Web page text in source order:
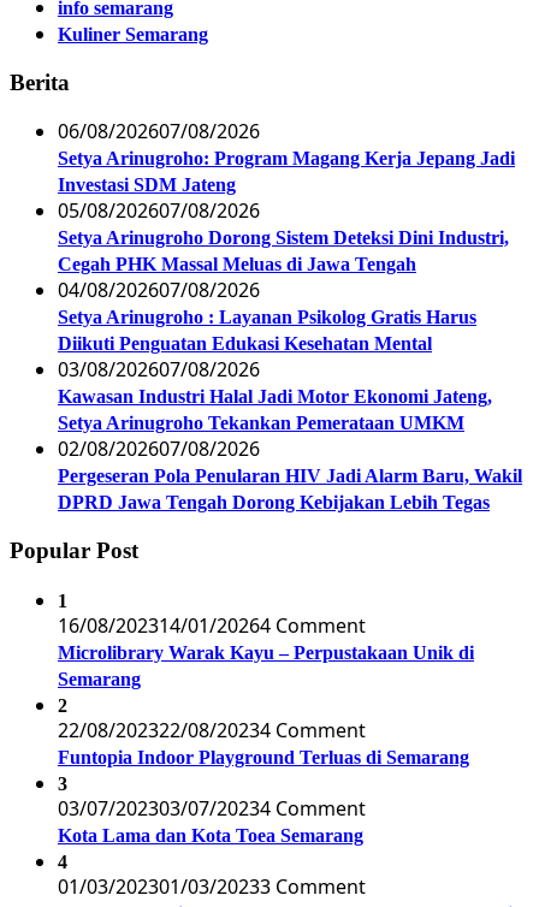
info semarang
Kuliner Semarang
Berita
06/08/202607/08/2026
Setya Arinugroho: Program Magang Kerja Jepang Jadi
Investasi SDM Jateng
05/08/202607/08/2026
Setya Arinugroho Dorong Sistem Deteksi Dini Industri,
Cegah PHK Massal Meluas di Jawa Tengah
04/08/202607/08/2026
Setya Arinugroho : Layanan Psikolog Gratis Harus
Diikuti Penguatan Edukasi Kesehatan Mental
03/08/202607/08/2026
Kawasan Industri Halal Jadi Motor Ekonomi Jateng,
Setya Arinugroho Tekankan Pemerataan UMKM
02/08/202607/08/2026
Pergeseran Pola Penularan HIV Jadi Alarm Baru, Wakil
DPRD Jawa Tengah Dorong Kebijakan Lebih Tegas
Popular Post
1
16/08/202314/01/20264 Comment
Microlibrary Warak Kayu – Perpustakaan Unik di
Semarang
2
22/08/202322/08/20234 Comment
Funtopia Indoor Playground Terluas di Semarang
3
03/07/202303/07/20234 Comment
Kota Lama dan Kota Toea Semarang
4
01/03/202301/03/20233 Comment